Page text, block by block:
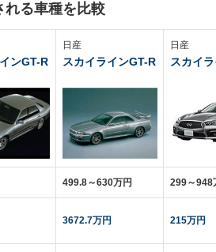
れる車種を比較
ンGT-R
日産
スカイラインGT-R
499.8～630万円
3672.7万円
日産
スカイ
299～948
215万円